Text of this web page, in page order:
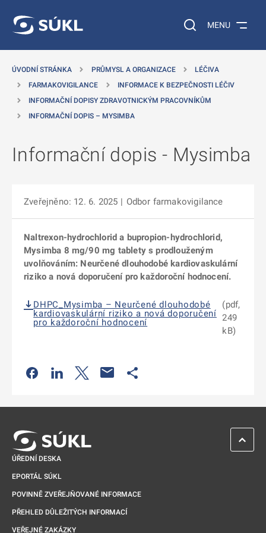
Vyhledávání na
MENU
ÚVODNÍ STRÁNKA PRŮMYSL A ORGANIZACE
LÉČIVA
FARMAKOVIGILANCE
INFORMACE K BEZPEČNOSTI LÉČIV
INFORMAČNÍ DOPISY ZDRAVOTNICKÝM PRACOVNÍKŮM
INFORMAČNÍ DOPIS – MYSIMBA
Informační dopis - Mysimba
Zveřejněno: 12. 6. 2025 | Odbor farmakovigilance
Naltrexon-hydrochlorid a bupropion-hydrochlorid,
Mysimba 8 mg/90 mg tablety s prodlouženým
uvolňováním: Neurčené dlouhodobé kardiovaskulární
riziko a nová doporučení pro každoroční hodnocení.
DHPC_Mysimba – Neurčené dlouhodobé
kardiovaskulární riziko a nová doporučení
pro každoroční hodnocení
(pdf,
249
kB)
Odkaz se otevře na nové kartě
Odkaz se otevře na nové kartě
Odkaz se otevře na nové kartě
ÚŘEDNÍ DESKA
EPORTÁL SÚKL
POVINNĚ ZVEŘEJŇOVANÉ INFORMACE
PŘEHLED DŮLEŽITÝCH INFORMACÍ
VEŘEJNÉ ZAKÁZKY
ZPĚT